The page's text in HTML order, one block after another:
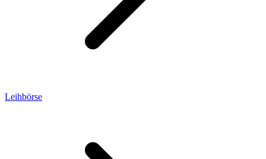
Leihbörse